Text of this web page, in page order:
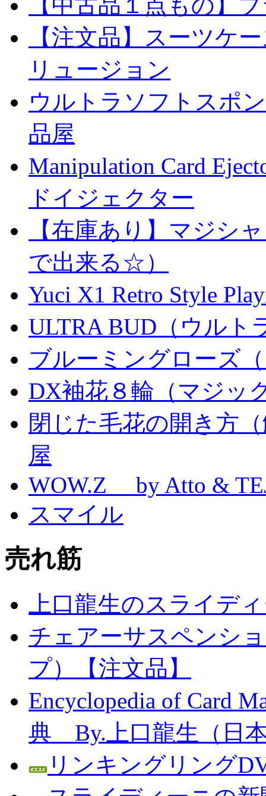
【注文品】スーツケ
リュージョン
ウルトラソフトスポ
品屋
Manipulation Card
ドイジェクター
【在庫あり】マジシ
で出来る☆）
Yuci X1 Retro Style
ULTRA BUD（ウルト
ブルーミングローズ
DX袖花８輪（マジッ
閉じた毛花の開き方
屋
WOW.Z by Atto &
スマイル
売れ筋
上口龍生のスライデ
チェアーサスペンシ
プ）【注文品】
Encyclopedia of Card
典 By.上口龍生（日
リンキングリング